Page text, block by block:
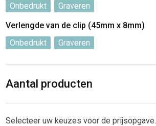
Onbedrukt
Graveren
Verlengde van de clip (45mm x 8mm)
Onbedrukt
Graveren
Aantal producten
Selecteer uw keuzes voor de prijsopgave.